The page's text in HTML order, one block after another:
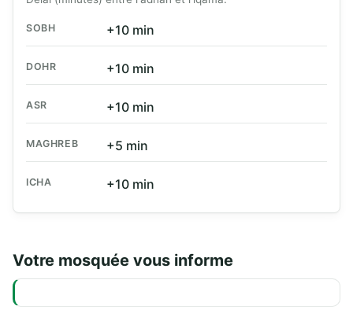
SOBH +10 min
DOHR +10 min
ASR +10 min
MAGHREB +5 min
ICHA +10 min
Votre mosquée vous informe